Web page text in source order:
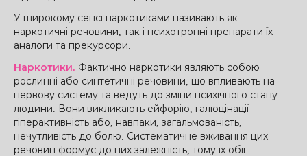
У широкому сенсі наркотиками називають як
наркотичні речовини, так і психотропні препарати їх
аналоги та прекурсори.
Наркотики. Фактично наркотики являють собою
рослинні або синтетичні речовини, що впливають на
нервову систему та ведуть до зміни психічного стану
людини. Вони викликають ейфорію, галюцінації
гіперактивність або, навпаки, загальмованість,
нечутливість до болю. Систематичне вживання цих
речовин формує до них залежність, тому їх обіг